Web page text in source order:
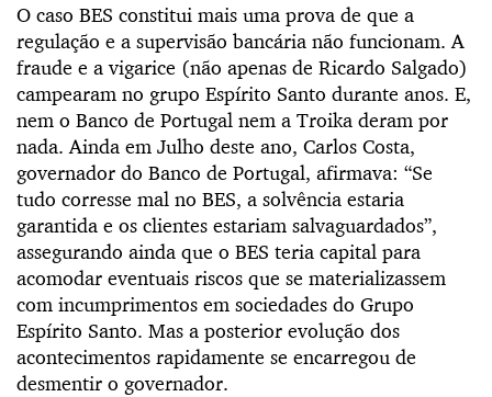
O caso BES constitui mais uma prova de que a
regulação e a supervisão bancária não funcionam. A
fraude e a vigarice (não apenas de Ricardo Salgado)
campearam no grupo Espírito Santo durante anos. E,
nem o Banco de Portugal nem a Troika deram por
nada. Ainda em Julho deste ano, Carlos Costa,
governador do Banco de Portugal, afirmava: “Se
tudo corresse mal no BES, a solvência estaria
garantida e os clientes estariam salvaguardados”,
assegurando ainda que o BES teria capital para
acomodar eventuais riscos que se materializassem
com incumprimentos em sociedades do Grupo
Espírito Santo. Mas a posterior evolução dos
acontecimentos rapidamente se encarregou de
desmentir o governador.